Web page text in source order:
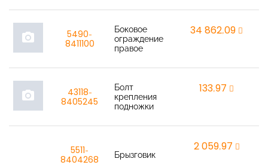
photo_camera
5490-
8411100
Боковое
ограждение
правое
34 862,09
photo_camera
43118-
8405245
Болт
крепления
подножки
133,97
5511-
8404268
Брызговик
2 059,97